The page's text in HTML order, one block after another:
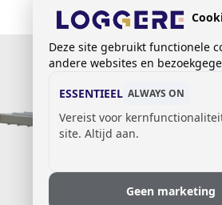
Deze site gebruikt functionele
andere websites en
ESSENTIEEL ALWAYS ON
Vereist voor
site. Altijd aan.
Geen marketing